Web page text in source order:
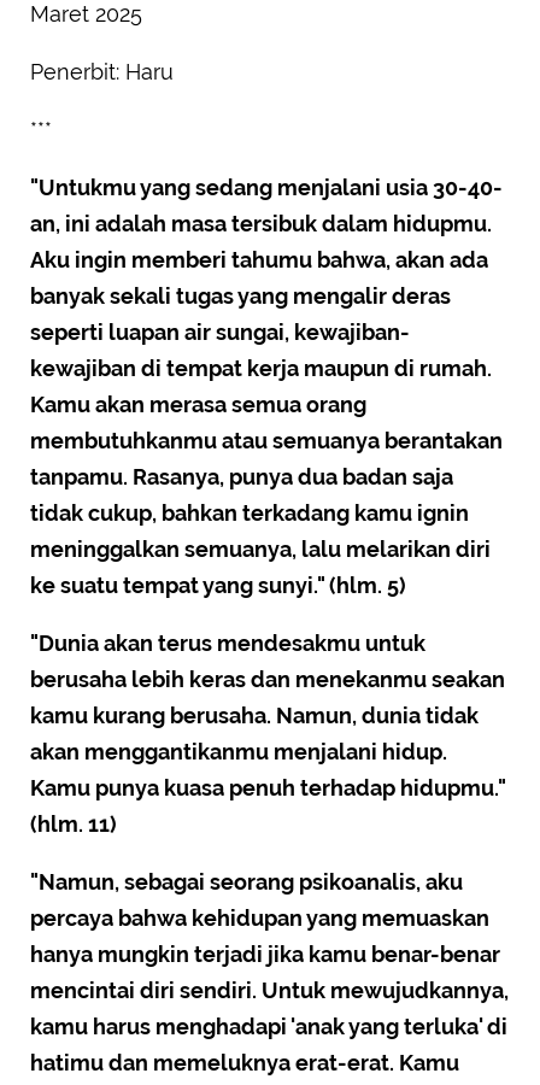
Maret 2025
Penerbit: Haru
***
"Untukmu yang sedang menjalani usia 30-40-
an, ini adalah masa tersibuk dalam hidupmu.
Aku ingin memberi tahumu bahwa, akan ada
banyak sekali tugas yang mengalir deras
seperti luapan air sungai, kewajiban-
kewajiban di tempat kerja maupun di rumah.
Kamu akan merasa semua orang
membutuhkanmu atau semuanya berantakan
tanpamu. Rasanya, punya dua badan saja
tidak cukup, bahkan terkadang kamu ignin
meninggalkan semuanya, lalu melarikan diri
ke suatu tempat yang sunyi." (hlm. 5)
"Dunia akan terus mendesakmu untuk
berusaha lebih keras dan menekanmu seakan
kamu kurang berusaha. Namun, dunia tidak
akan menggantikanmu menjalani hidup.
Kamu punya kuasa penuh terhadap hidupmu."
(hlm. 11)
"Namun, sebagai seorang psikoanalis, aku
percaya bahwa kehidupan yang memuaskan
hanya mungkin terjadi jika kamu benar-benar
mencintai diri sendiri. Untuk mewujudkannya,
kamu harus menghadapi 'anak yang terluka' di
hatimu dan memeluknya erat-erat. Kamu